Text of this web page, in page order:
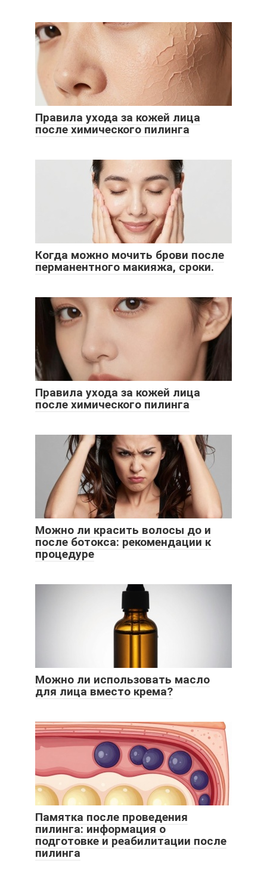
Правила ухода за кожей лица
после химического пилинга
Когда можно мочить брови после
перманентного макияжа, сроки.
Правила ухода за кожей лица
после химического пилинга
Можно ли красить волосы до и
после ботокса: рекомендации к
процедуре
Можно ли использовать масло
для лица вместо крема?
Памятка после проведения
пилинга: информация о
подготовке и реабилитации после
пилинга